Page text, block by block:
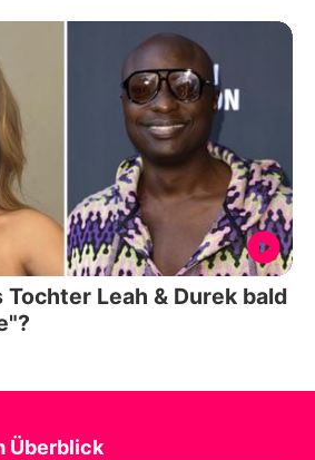
Leah & Durek bald
Überblick